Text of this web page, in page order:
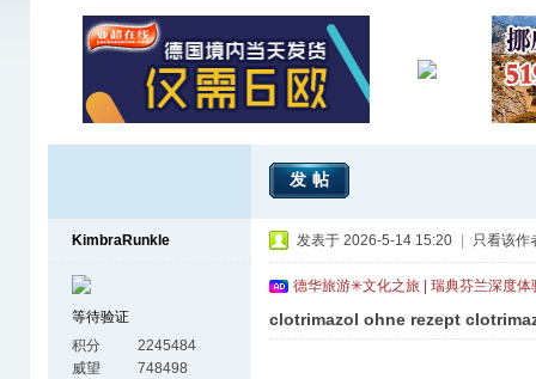
发帖
KimbraRunkle
等待验证
积分
2245484
威望
748498
发表于 2026-5-14 15:20 只看该作
德华旅游✳文化之旅 | 瑞典芬兰深度
clotrimazol ohne rezept